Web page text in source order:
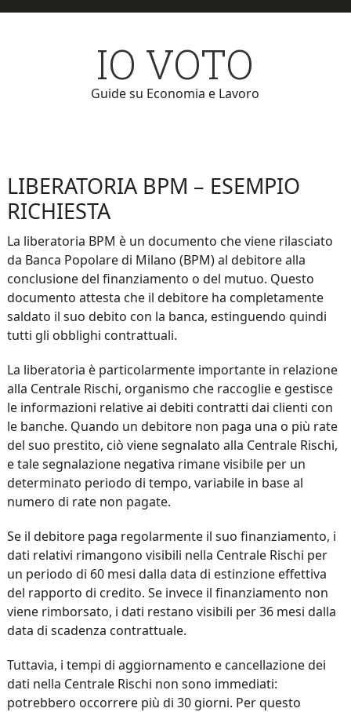
Skip
Skip
IO VOTO
Guide su Economia e Lavoro
LIBERATORIA BPM – ESEMPIO
RICHIESTA
La liberatoria BPM è un documento che viene rilasciato
da Banca Popolare di Milano (BPM) al debitore alla
conclusione del finanziamento o del mutuo. Questo
documento attesta che il debitore ha completamente
saldato il suo debito con la banca, estinguendo quindi
tutti gli obblighi contrattuali.
La liberatoria è particolarmente importante in relazione
alla Centrale Rischi, organismo che raccoglie e gestisce
le informazioni relative ai debiti contratti dai clienti con
le banche. Quando un debitore non paga una o più rate
del suo prestito, ciò viene segnalato alla Centrale Rischi,
e tale segnalazione negativa rimane visibile per un
determinato periodo di tempo, variabile in base al
numero di rate non pagate.
Se il debitore paga regolarmente il suo finanziamento, i
dati relativi rimangono visibili nella Centrale Rischi per
un periodo di 60 mesi dalla data di estinzione effettiva
del rapporto di credito. Se invece il finanziamento non
viene rimborsato, i dati restano visibili per 36 mesi dalla
data di scadenza contrattuale.
Tuttavia, i tempi di aggiornamento e cancellazione dei
dati nella Centrale Rischi non sono immediati:
potrebbero occorrere più di 30 giorni. Per questo